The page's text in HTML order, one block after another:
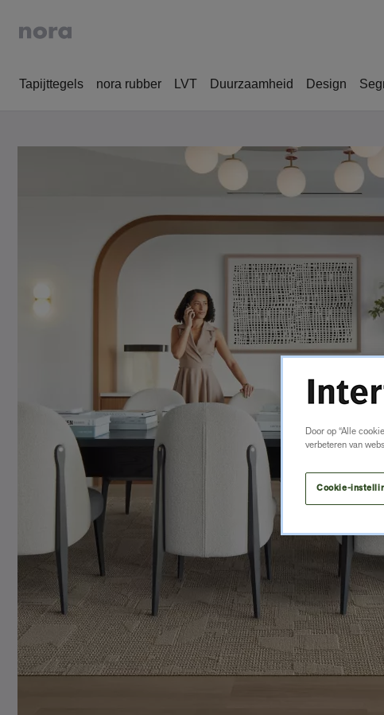
Tapijttegels nora rubber LVT Duurzaamheid Design
Door op “Alle
verbeteren van
Cookie-